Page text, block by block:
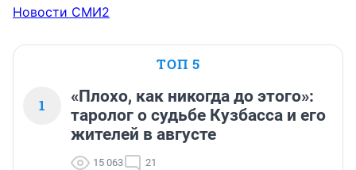
Новости СМИ2
ТОП 5
1
«Плохо, как никогда до этого»:
таролог о судьбе Кузбасса и его
жителей в августе
15 063 21